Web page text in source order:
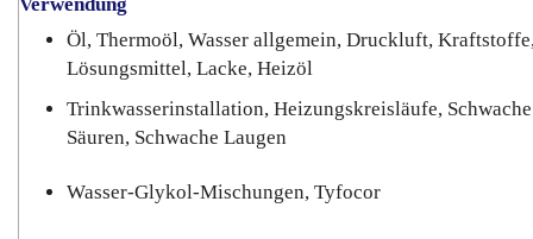
Öl, Thermoöl, Wasser allgemein, Druckluft,
Lösungsmittel, Lacke, Heizöl
Trinkwasserinstallation, Heizungskreisläufe, Schwache
Säuren, Schwache Laugen
Wasser-Glykol-Mischungen, Tyfocor